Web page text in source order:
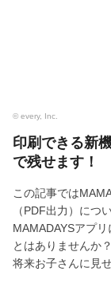
© every, Inc.
印刷できる新
で残せます！
この記事では
（PDF出力）につ
MAMADAYSアプ
とはありませんか
将来お子さんに見